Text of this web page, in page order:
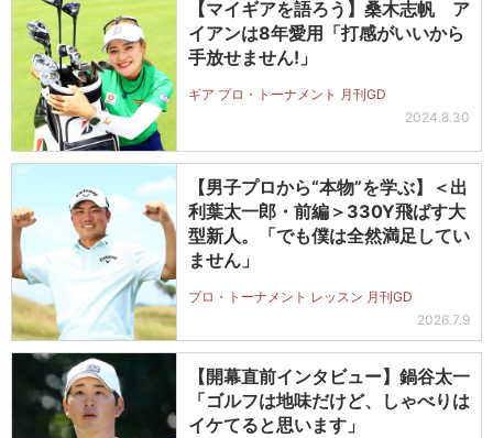
【マイギアを語ろう】桑木志帆 ア
イアンは8年愛用「打感がいいから
手放せません!」
ギア プロ・トーナメント 月刊GD
2024.8.30
【男子プロから“本物”を学ぶ】＜出
利葉太一郎・前編＞330Y飛ばす大
型新人。「でも僕は全然満足してい
ません」
プロ・トーナメント レッスン 月刊GD
2026.7.9
【開幕直前インタビュー】鍋谷太一
「ゴルフは地味だけど、しゃべりは
イケてると思います」